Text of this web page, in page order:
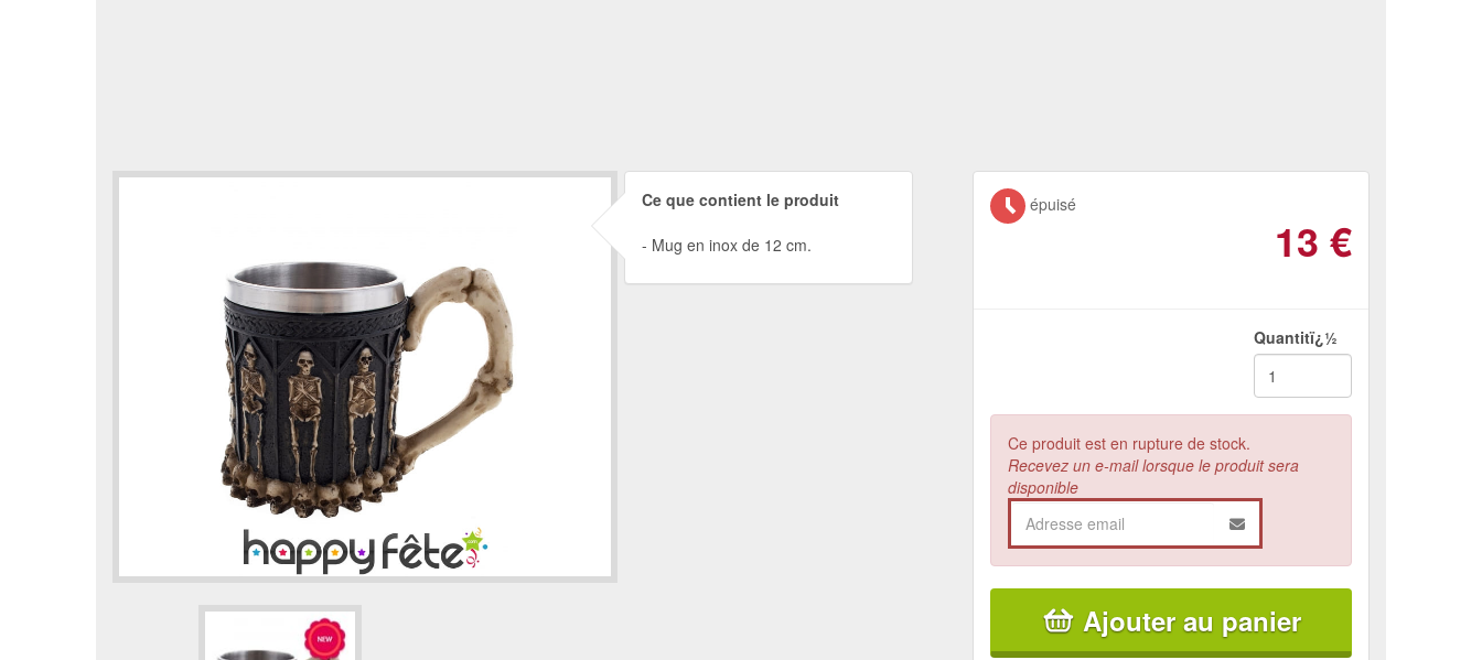
Ce que contient le produit
Mug en inox de 12 cm.
épuisé
13 €
Quantitï¿½
Ce produit est en rupture de stock.
Recevez un e-mail lorsque le produit sera
disponible
Ajouter au panier